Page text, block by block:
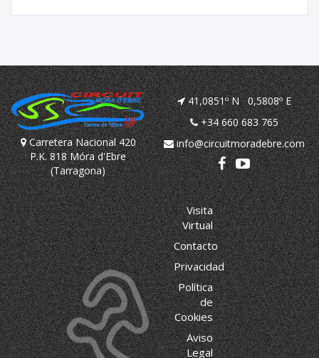
Carretera Nacional 420
P.K. 818 Móra d'Ebre
(Tarragona)
41,0851º N 0,5808º E
+34 660 683 765
info@circuitmoradebre.com
Visita
Virtual
Contacto
Privacidad
Política
de
Cookies
Aviso
Legal